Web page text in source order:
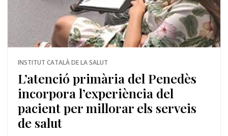
INSTITUT CATALÀ DE LA SALUT
L’atenció primària del Penedès
incorpora l’experiència del
pacient per millorar els serveis
de salut